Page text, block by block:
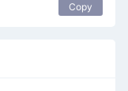
Copy